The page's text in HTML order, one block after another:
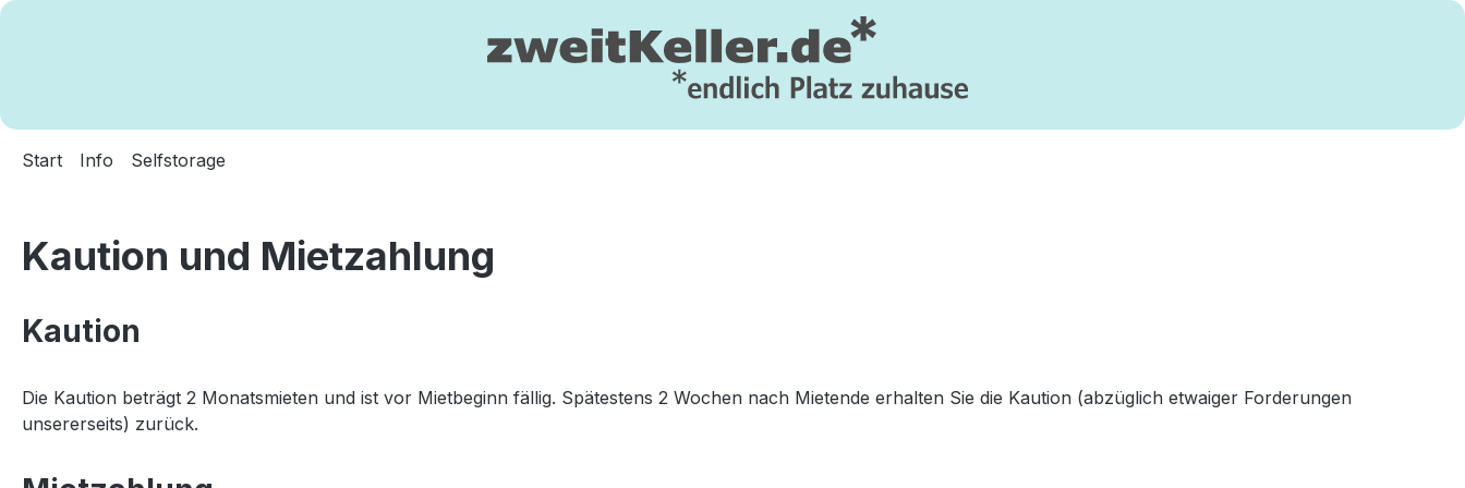
Start Info Selfstorage
Kaution und Mietzahlung
Kaution
Die Kaution beträgt 2 Monatsmieten und ist vor Mietbeginn fällig. Spätestens 2 Wochen nach Mietende erhalten Sie die Kaution (abzüglich etwaiger Forderungen
unsererseits) zurück.